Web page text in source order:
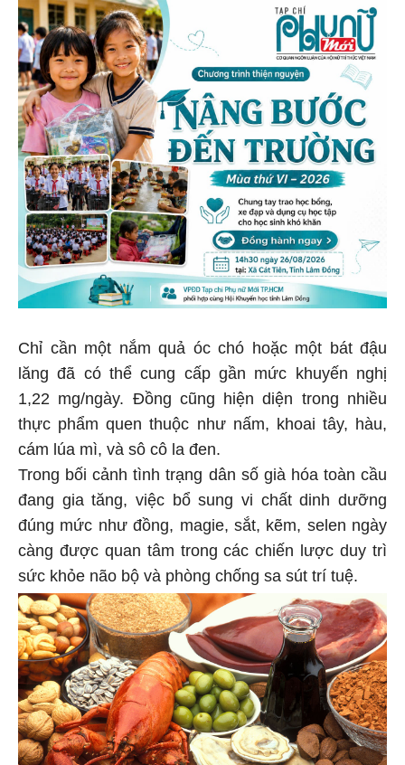
Chỉ cần một nắm quả óc chó hoặc một bát đậu
lăng đã có thể cung cấp gần mức khuyến nghị
1,22 mg/ngày. Đồng cũng hiện diện trong nhiều
thực phẩm quen thuộc như nấm, khoai tây, hàu,
cám lúa mì, và sô cô la đen.
Trong bối cảnh tình trạng dân số già hóa toàn cầu
đang gia tăng, việc bổ sung vi chất dinh dưỡng
đúng mức như đồng, magie, sắt, kẽm, selen ngày
càng được quan tâm trong các chiến lược duy trì
sức khỏe não bộ và phòng chống sa sút trí tuệ.